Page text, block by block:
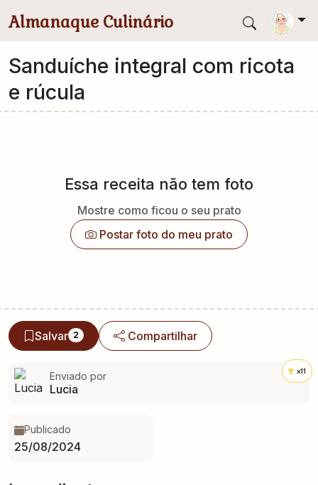
Almanaque Culinário
Sanduíche integral com ricota
e rúcula
Essa receita não tem foto
Mostre como ficou o seu prato
Postar foto do meu prato
Salvar 2 Compartilhar
Enviado por
Lucia
x11
Publicado
25/08/2024